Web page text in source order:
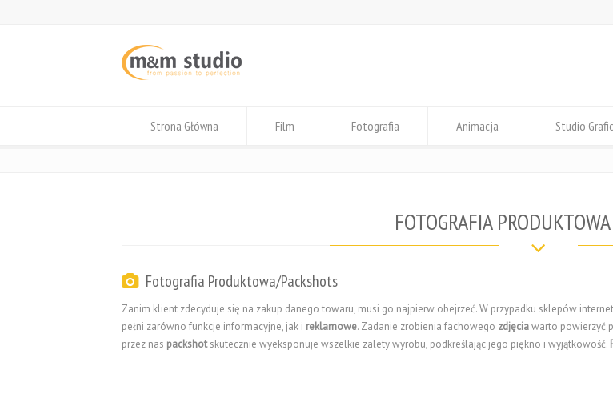
Strona Główna Film Fotografia Animacja Studio
FOTOGRAFIA
Fotografia Produktowa/Packshots
Zanim klient zdecyduje się na zakup danego towaru, musi go najpierw obejrzeć. W przypadku sklepów
pełni zarówno funkcje informacyjne, jak i reklamowe. Zadanie zrobienia fachowego zdjęciawarto powierzyć
przez nas packshotskutecznie wyeksponuje wszelkie zalety wyrobu, podkreślając jego piękno i wyjątkowość.